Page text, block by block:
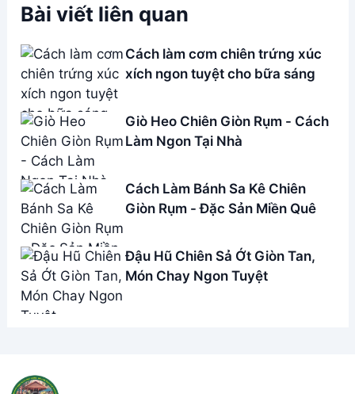
Bài viết liên quan
Cách làm cơm chiên trứng xúc
xích ngon tuyệt cho bữa sáng
Giò Heo Chiên Giòn Rụm - Cách
Làm Ngon Tại Nhà
Cách Làm Bánh Sa Kê Chiên
Giòn Rụm - Đặc Sản Miền Quê
Đậu Hũ Chiên Sả Ớt Giòn Tan,
Món Chay Ngon Tuyệt